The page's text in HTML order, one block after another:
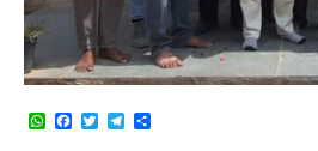
WhatsApp
Facebook
TwitterTelegram